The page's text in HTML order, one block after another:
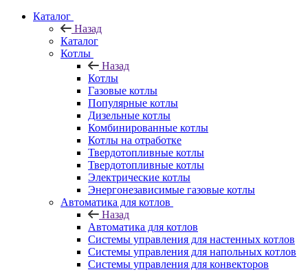
Каталог
Назад
Каталог
Котлы
Назад
Котлы
Газовые котлы
Популярные котлы
Дизельные котлы
Комбинированные котлы
Котлы на отработке
Твердотопливные котлы
Твердотопливные котлы
Электрические котлы
Энергонезависимые газовые котлы
Автоматика для котлов
Назад
Автоматика для котлов
Системы управления для настенных котлов
Системы управления для напольных котлов
Системы управления для конвекторов